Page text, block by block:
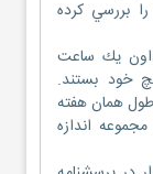
بررسي كرده
يك ساعت
خود بستند.
همان هفته
اندازه